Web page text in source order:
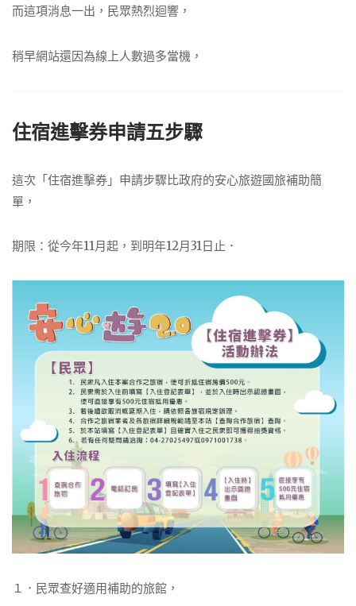
而這項消息一出，民眾熱烈迴響，
稍早網站還因為線上人數過多當機，
住宿進擊券申請五步驟
這次「住宿進擊券」申請步驟比政府的安心旅遊國旅補助簡
單，
期限：從今年11月起，到明年12月31日止．
１．民眾查好適用補助的旅館，